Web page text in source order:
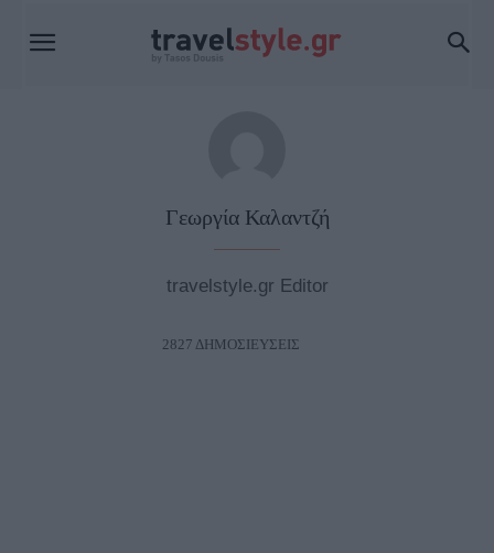
Γεωργία Καλαντζή
travelstyle.gr Editor
2827 ΔΗΜΟΣΙΕΥΣΕΙΣ